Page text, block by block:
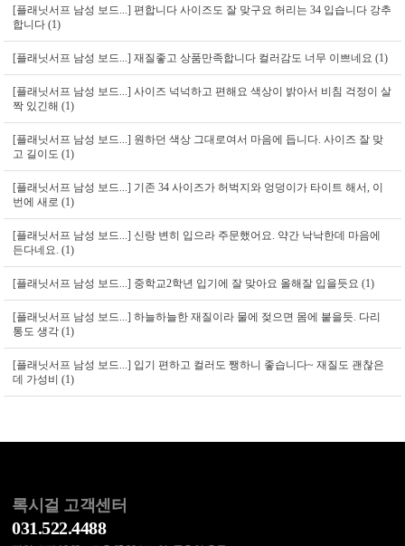
[플래닛서프 남성 보드...]편합니다 사이즈도 잘 맞구요 허리는 34 입습니다 강추
합니다 (1)
[플래닛서프 남성 보드...]재질좋고 상품만족합니다 컬러감도 너무 이쁘네요 (1)
[플래닛서프 남성 보드...]사이즈 넉넉하고 편해요 색상이 밝아서 비침 걱정이 살
짝 있긴해 (1)
[플래닛서프 남성 보드...] 원하던 색상 그대로여서 마음에 듭니다. 사이즈 잘 맞
고 길이도 (1)
[플래닛서프 남성 보드...] 기존 34 사이즈가 허벅지와 엉덩이가 타이트 해서, 이
번에 새로 (1)
[플래닛서프 남성 보드...] 신랑 변히 입으라 주문했어요. 약간 낙낙한데 마음에
든다네요. (1)
[플래닛서프 남성 보드...] 중학교2학년 입기에 잘 맞아요 올해잘 입을듯요 (1)
[플래닛서프 남성 보드...]하늘하늘한 재질이라 물에 젖으면 몸에 붙을듯. 다리
통도 생각 (1)
[플래닛서프 남성 보드...] 입기 편하고 컬러도 쨍하니 좋습니다~ 재질도 괜찮은
데 가성비 (1)
록시걸 고객센터
031.522.4488